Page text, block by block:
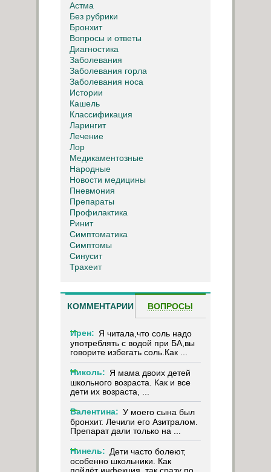
Астма
Без рубрики
Бронхит
Вопросы и ответы
Диагностика
Заболевания
Заболевания горла
Заболевания носа
Истории
Кашель
Классификация
Ларингит
Лечение
Лор
Медикаментозные
Народные
Новости медицины
Пневмония
Препараты
Профилактика
Ринит
Симптоматика
Симптомы
Синусит
Трахеит
КОММЕНТАРИИ ВОПРОСЫ
Ирен: Я читала,что соль надо
употреблять с водой при БА,вы
говорите избегать соль.Как ...
Николь: Я мама двоих детей
школьного возраста. Как и все
дети их возраста, ...
Валентина: У моего сына был
бронхит. Лечили его Азитралом.
Препарат дали только на ...
Нинель: Дети часто болеют,
особенно школьники. Как